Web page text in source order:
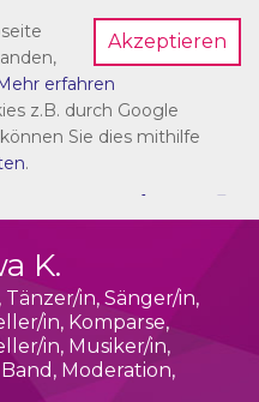
Dein Account
K.
in, Sänger/in,
in, Komparse,
in, Musiker/in,
Moderation,
Akzeptieren
erfahren
z.B. durch Google
Sie dies mithilfe
.